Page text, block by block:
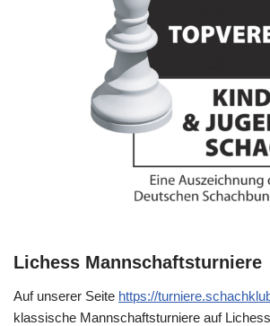
Lichess Mannschaftsturniere
Auf unserer Seite https://
klassische Mannschaftsturniere auf